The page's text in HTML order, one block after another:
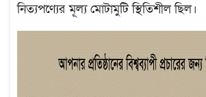
নিত্যপণ্যের মূল্য মোটামুটি স্থিতিশীল ছিল।